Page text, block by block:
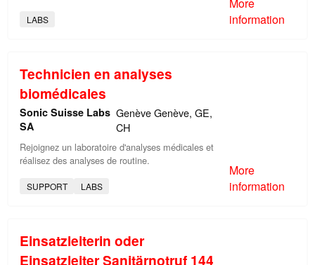
LABS
information
Technicien en analyses
biomédicales
Sonic Suisse Labs
SA
Genève Genève, GE,
CH
Rejoignez un laboratoire d'analyses médicales et
réalisez des analyses de routine.
SUPPORT LABS
More
information
Einsatzleiterin oder
Einsatzleiter Sanitärnotruf 144